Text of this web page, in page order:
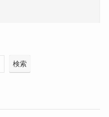
検索